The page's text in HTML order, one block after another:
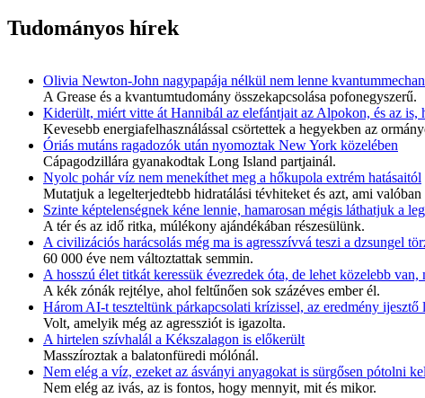
Tudományos hírek
Olivia Newton-John nagypapája nélkül nem lenne
A Grease és a kvantumtudomány összekapcsolása pofonegyszerű.
Kiderült, miért vitte át Hannibál az elefántjait az Alpokon, és az is,
Kevesebb energiafelhasználással csörtettek a hegyekben az
Óriás mutáns ragadozók után nyomoztak New York közelében
Cápagodzillára gyanakodtak Long Island partjainál.
Nyolc pohár víz nem menekíthet meg a hőkupola extrém hatásaitól
Mutatjuk a legelterjedtebb hidratálási tévhiteket és azt, ami
Szinte képtelenségnek kéne lennie, hamarosan mégis láthatjuk a
A tér és az idő ritka, múlékony ajándékában részesülünk.
A civilizációs harácsolás még ma is agresszívvá teszi a dzsungel
60 000 éve nem változtattak semmin.
A hosszú élet titkát keressük évezredek óta, de lehet közelebb
A kék zónák rejtélye, ahol feltűnően sok százéves ember él.
Három AI-t teszteltünk párkapcsolati krízissel, az eredmény ijesztő
Volt, amelyik még az agressziót is igazolta.
A hirtelen szívhalál a Kékszalagon is előkerült
Masszíroztak a balatonfüredi mólónál.
Nem elég a víz, ezeket az ásványi anyagokat is sürgősen pótolni
Nem elég az ivás, az is fontos, hogy mennyit, mit és mikor.